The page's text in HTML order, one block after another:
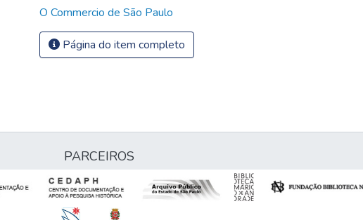
O Commercio de São Paulo
Página do item completo
PARCEIROS